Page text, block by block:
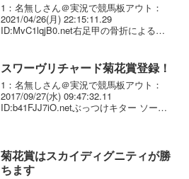
1：名無しさん＠実況で競馬板アウト：
2021/04/26(月) 22:15:11.29
ID:MvC1lqjB0.net右足甲の骨折による戦
ィバインフォース（牡５歳、栗東...
スワーヴリチャード菊花賞登録！
1：名無しさん＠実況で競馬板アウト：
2017/09/27(水) 09:47:32.11
ID:b41FJJ7iO.netぶっつけキター ソース
菊花賞はスカイディグニティが勝
ちます